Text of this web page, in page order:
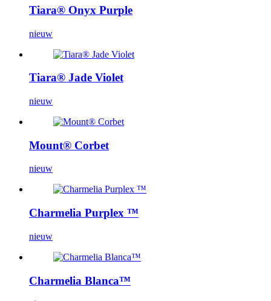
Tiara® Onyx Purple
nieuw
Tiara® Jade Violet
nieuw
Mount® Corbet
nieuw
Charmelia Purplex ™
nieuw
Charmelia Blanca™